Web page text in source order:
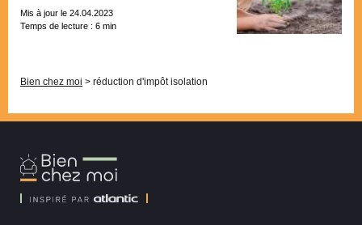
Mis à jour le 24.04.2023
Temps de lecture : 6 min
Bien chez moi > réduction d'impôt isolation
Bien
Chez